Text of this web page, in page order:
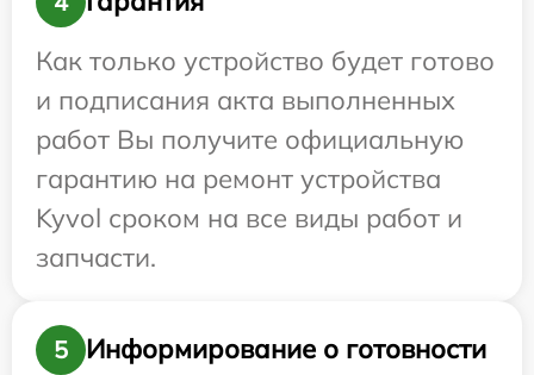
Как только устройство будет готово
и подписания акта выполненных
работ Вы получите официальную
гарантию на ремонт устройства
Kyvol сроком на все виды работ и
запчасти.
5
Информирование о готовности